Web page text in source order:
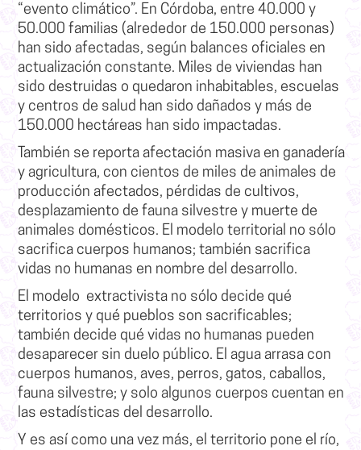
“evento climático”. En Córdoba, entre 40.000 y
50.000 familias (alrededor de 150.000 personas)
han sido afectadas, según balances oficiales en
actualización constante. Miles de viviendas han
sido destruidas o quedaron inhabitables, escuelas
y centros de salud han sido dañados y más de
150.000 hectáreas han sido impactadas.
También se reporta afectación masiva en ganadería
y agricultura, con cientos de miles de animales de
producción afectados, pérdidas de cultivos,
desplazamiento de fauna silvestre y muerte de
animales domésticos. El modelo territorial no sólo
sacrifica cuerpos humanos; también sacrifica
vidas no humanas en nombre del desarrollo.
El modelo extractivista no sólo decide qué
territorios y qué pueblos son sacrificables;
también decide qué vidas no humanas pueden
desaparecer sin duelo público. El agua arrasa con
cuerpos humanos, aves, perros, gatos, caballos,
fauna silvestre; y solo algunos cuerpos cuentan en
las estadísticas del desarrollo.
Y es así como una vez más, el territorio pone el río,